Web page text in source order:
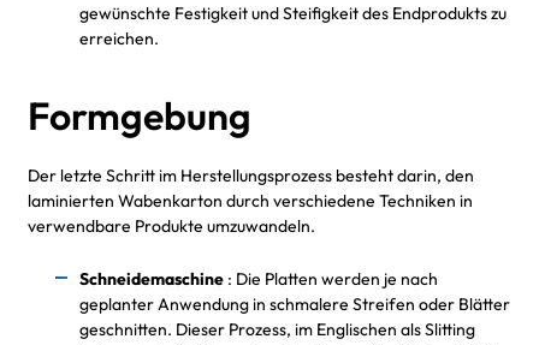
gewünschte Festigkeit und Steifigkeit des Endprodukts zu
erreichen.
Formgebung
Der letzte Schritt im Herstellungsprozess besteht darin, den
laminierten Wabenkarton durch verschiedene Techniken in
verwendbare Produkte umzuwandeln.
Schneidemaschine : Die Platten werden je nach
geplanter Anwendung in schmalere Streifen oder Blätter
geschnitten. Dieser Prozess, im Englischen als Slitting